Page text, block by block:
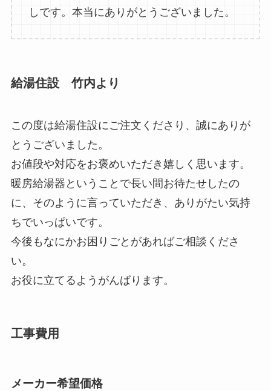
しです。本当にありがとうございました。
給湯住設 竹内より
この度は給湯住設にご注文くださり、誠にありが
とうございました。
お値段や対応をお褒めいただき嬉しく思います。
暖房給湯器ということで長い間お待たせしたの
に、そのように言っていただき、ありがたい気持
ちでいっぱいです。
今後もなにかお困りごとがあればご相談くださ
い。
お役に立てるようがんばります。
工事費用
メーカー希望価格